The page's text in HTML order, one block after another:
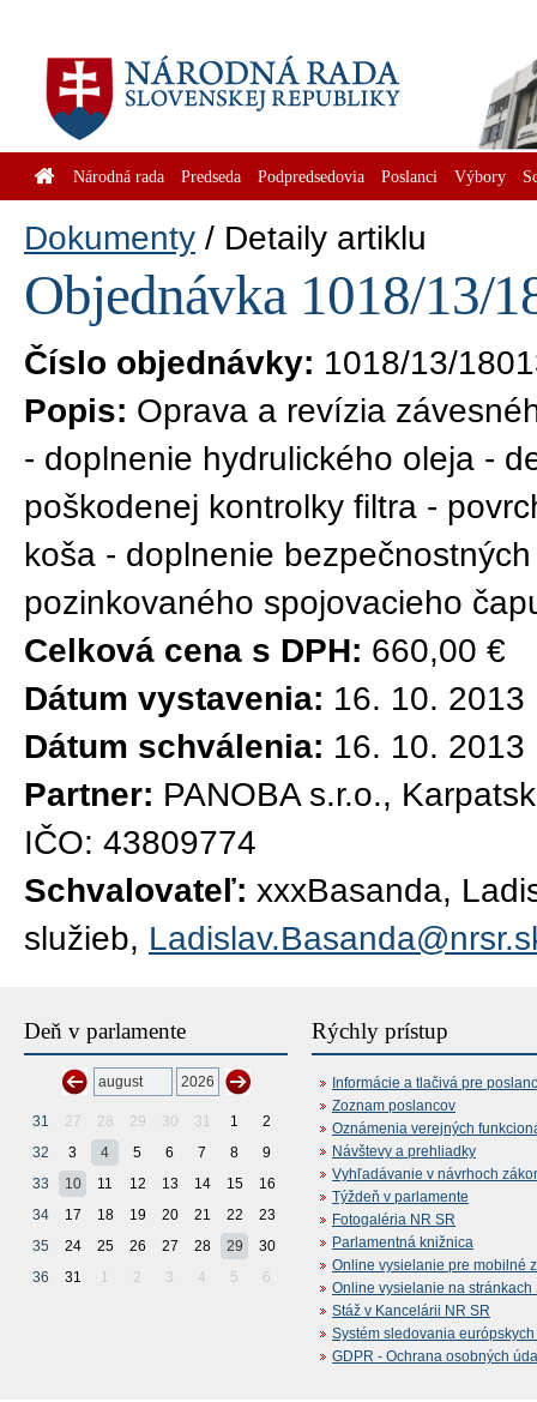
Národná rada Predseda Podpredsedovia Poslanci Výbory
Dokumenty Detaily artiklu
Objednávka 1018/13/
Číslo objednávky: 1018/13/
Popis: Oprava a revízia
- doplnenie hydrulického oleja -
poškodenej kontrolky filtra -
koša - doplnenie
pozinkovaného spojovacieho
Celková cena s DPH: 660,00 €
Dátum vystavenia: 16. 10. 2013
Dátum schválenia: 16. 10. 2013
Partner: PANOBA s.r.o.,
IČO: 43809774
Schvalovateľ: xxxBasanda,
služieb,
Deň v parlamente
31 27 28 29 30 31 1
2
32
3 4 5 6 7 8
9
33
10 11 12 13 14 15
16
34
17 18 19 20 21 22
23
35
24 25 26 27 28 29
30
36
31 1 2 3 4 5 6
Rýchly prístup
Informácie a tlačivá pre
Zoznam poslancov
Oznámenia verejných
Návštevy a prehliadky
Vyhľadávanie v návrhoch
Týždeň v parlamente
Fotogaléria NR SR
Parlamentná knižnica
Online vysielanie pre mobilné
Online vysielanie na stránkach
Stáž v Kancelárii NR SR
Systém sledovania
GDPR - Ochrana osobných